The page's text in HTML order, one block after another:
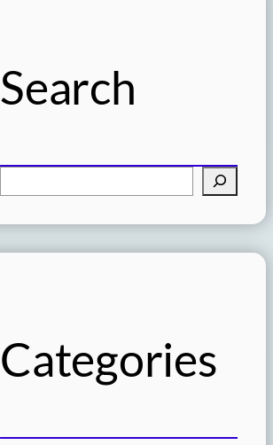
Search
Categories